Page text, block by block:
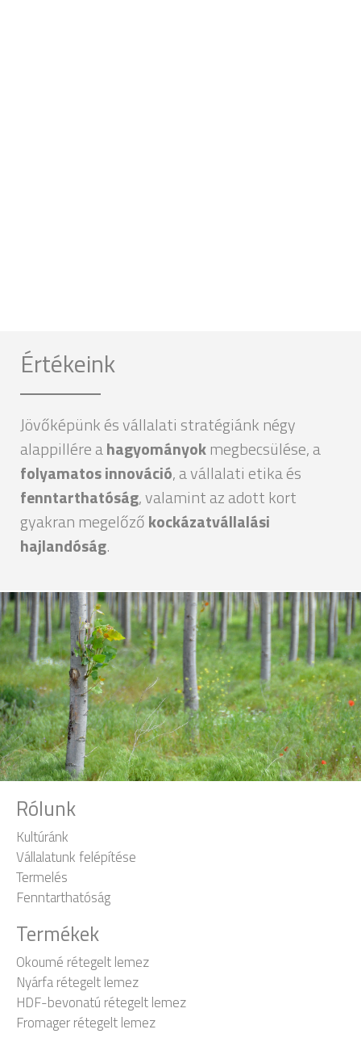
Értékeink
Jövőképünk és vállalati stratégiánk négy
alappillére ahagyományokmegbecsülése, a
folyamatos innováció, a vállalati etika és
fenntarthatóság, valamint az adott kort
gyakran megelőzőkockázatvállalási
hajlandóság.
Rólunk
Kultúránk
Vállalatunk felépítése
Termelés
Fenntarthatóság
Termékek
Okoumé rétegelt lemez
Nyárfa rétegelt lemez
HDF-bevonatú rétegelt lemez
Fromager rétegelt lemez